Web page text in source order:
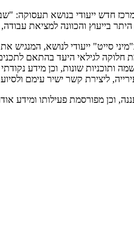
והכוונה למציאת עבודה,
סייט" ייעודי לנושא,
חלוקה לגילאי היעד בהתאם
ותוכניות שונות, וכן מידע
ליצירת קשר ישיר עימם
וכן מפורסמת פעילותו ומידע